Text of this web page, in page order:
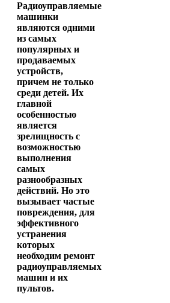
Радиоуправляемые
машинки
являются одними
из самых
популярных и
продаваемых
устройств,
причем не только
среди детей. Их
главной
особенностью
является
зрелищность с
возможностью
выполнения
самых
разнообразных
действий. Но это
вызывает частые
повреждения, для
эффективного
устранения
которых
необходим ремонт
радиоуправляемых
машин и их
пультов.